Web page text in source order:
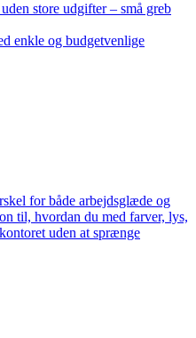
store udgifter – små greb
enkle og budgetvenlige
for både arbejdsglæde og
til, hvordan du med farver, lys,
uden at sprænge